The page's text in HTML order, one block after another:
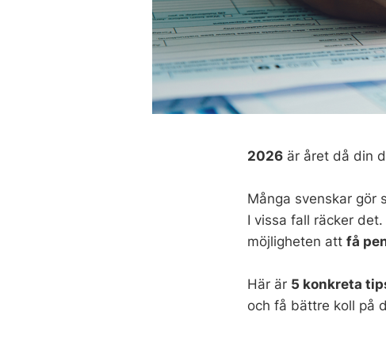
2026 är året då din
Många svenskar gör
I vissa fall räcker
möjligheten att få
Här är 5 konkreta
och få bättre koll på